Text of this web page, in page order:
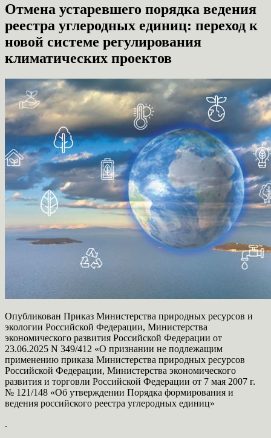
Отмена устаревшего порядка ведения
реестра углеродных единиц: переход к
новой системе регулирования
климатических проектов
Опубликован Приказ Министерства природных ресурсов и
экологии Российской Федерации, Министерства
экономического развития Российской Федерации от
23.06.2025 N 349/412 «О признании не подлежащим
применению приказа Министерства природных ресурсов
Российской Федерации, Министерства экономического
развития и торговли Российской Федерации от 7 мая 2007 г.
№ 121/148 «Об утверждении Порядка формирования и
ведения российского реестра углеродных единиц»
.